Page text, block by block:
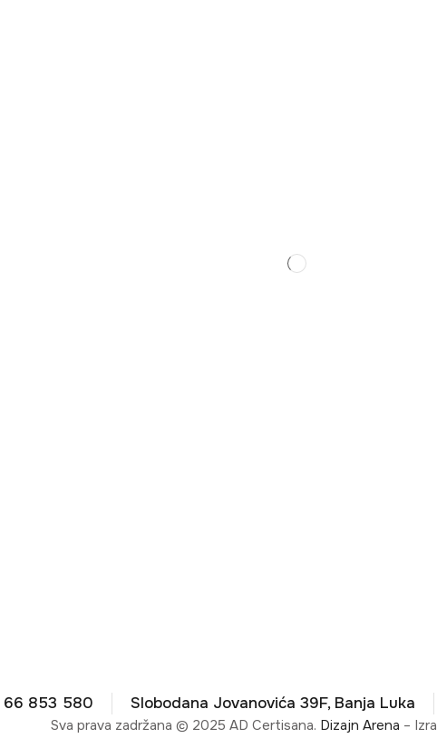
66 853 580 Slobodana Jovanovića 39F, Banja Luka
Sva prava zadržana © 2025 AD Certisana. Dizajn Arena –